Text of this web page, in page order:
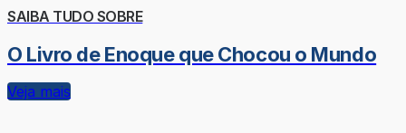
SAIBA TUDO SOBRE
O Livro de Enoque que Chocou o Mundo
Veja mais